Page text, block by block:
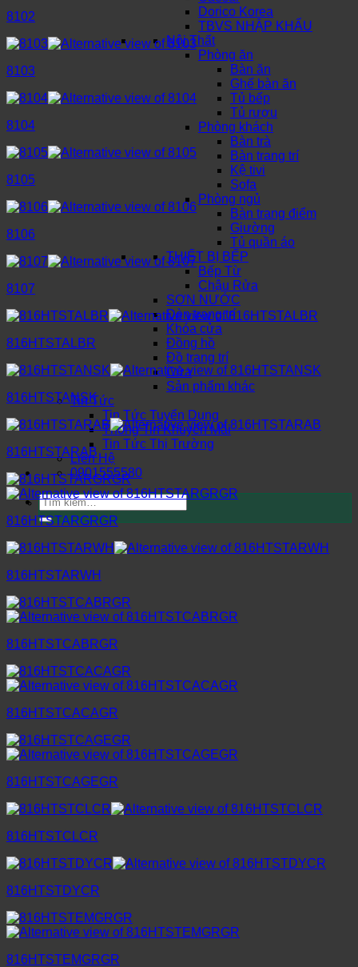
Dorico Korea
TBVS NHẬP KHẨU
Nội Thất
Phòng ăn
Bàn ăn
Ghế bàn ăn
Tủ bếp
Tủ rượu
Phòng khách
Bàn trà
Bàn trang trí
Kệ tivi
Sofa
Phòng ngủ
Bàn trang điểm
Giường
Tủ quần áo
THIẾT BỊ BẾP
Bếp Từ
Chậu Rửa
SƠN NƯỚC
Đèn trang trí
Khóa cửa
Đồng hồ
Đồ trang trí
Cửa
Sản phẩm khác
Tin Tức
Tin Tức Tuyển Dụng
Thông Tin Khuyến Mãi
Tin Tức Thị Trường
Liên Hệ
0901555580
Tìm
kiếm:
8102
8103
8104
8105
8106
8107
816HTSTALBR
816HTSTANSK
816HTSTARAB
816HTSTARGRGR
816HTSTARWH
816HTSTCABRGR
816HTSTCACAGR
816HTSTCAGEGR
816HTSTCLCR
816HTSTDYCR
816HTSTEMGRGR